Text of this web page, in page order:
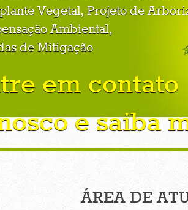
Vegetal, Projeto de
Ambiental,
de Mitigação
em contato
e saiba
ÁREA DE